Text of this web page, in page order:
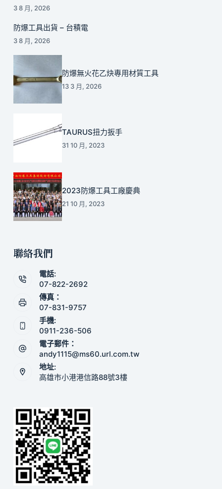
3 8 月, 2026
防爆工具出貨 – 台積電
3 8 月, 2026
防爆無火花乙炔專用材質工具
13 3 月, 2026
TAURUS扭力扳手
31 10 月, 2023
2023防爆工具工廠慶典
21 10 月, 2023
聯絡我們
電話:
07-822-2692
傳真：
07-831-9757
手機:
0911-236-506
電子郵件：
andy1115@ms60.url.com.tw
地址:
高雄市小港港信路88號3樓